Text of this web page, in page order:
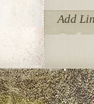
Add